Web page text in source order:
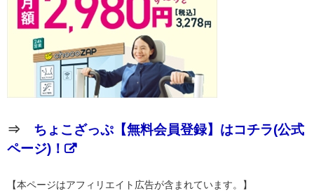
⇒ ちょこざっぷ【無料会員登録】はコチラ(公式
ページ)！
【本ページはアフィリエイト広告が含まれています。】